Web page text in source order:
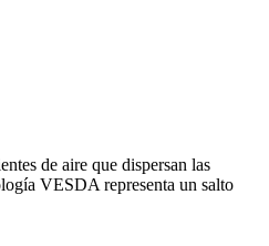
de aire que dispersan las
VESDA representa un salto